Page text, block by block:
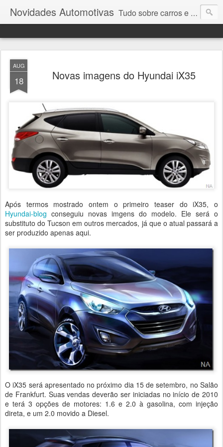
Novidades Automotivas Tudo sobre carros e motores
AUG
18 Novas imagens do Hyundai iX35
Após termos mostrado ontem o primeiro teaser do iX35, o
Hyundai-blog conseguiu novas imgens do modelo. Ele será o
substituto do Tucson em outros mercados, já que o atual passará a
ser produzido apenas aqui.
O iX35 será apresentado no próximo dia 15 de setembro, no Salão
de Frankfurt. Suas vendas deverão ser iniciadas no início de 2010
e terá 3 opções de motores: 1.6 e 2.0 à gasolina, com injeção
direta, e um 2.0 movido a Diesel.